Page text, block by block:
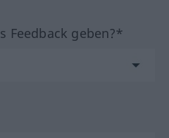
Feedback geben?*